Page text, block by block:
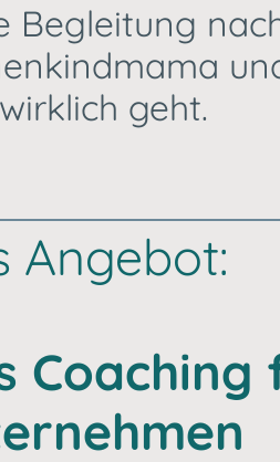
Begleitung
geht.
Angebot: